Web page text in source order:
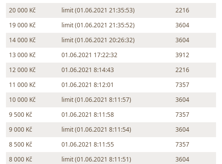
20 000 Kč
limit (01.06.2021 21:35:53)
2216
19 000 Kč
limit (01.06.2021 21:35:52)
3604
14 000 Kč
limit (01.06.2021 20:26:32)
3604
13 000 Kč
01.06.2021 17:22:32
3912
12 000 Kč
01.06.2021 8:14:43
2216
11 000 Kč
01.06.2021 8:12:01
7357
10 000 Kč
limit (01.06.2021 8:11:57)
3604
9 500 Kč
01.06.2021 8:11:58
7357
9 000 Kč
limit (01.06.2021 8:11:54)
3604
8 500 Kč
01.06.2021 8:11:55
7357
8 000 Kč
limit (01.06.2021 8:11:51)
3604